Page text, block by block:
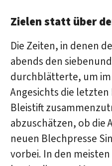
Zielen statt über
Die Zeiten, in denen
abends den
durchblätterte, um im
Angesichts die
Bleistift
abzuschätzen, ob die
neuen Blechpresse
vorbei. In den